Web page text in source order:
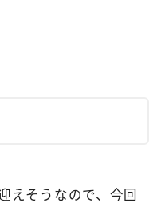
えそうなので、今回